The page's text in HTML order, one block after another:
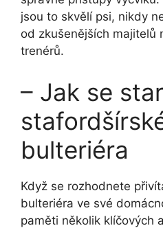
jsou to skvělí psi, nikdy
od zkušenějších majitelů
trenérů.
– Jak se
bulteriéra
Když se rozhodnete
bulteriéra ve své
paměti několik klíčových